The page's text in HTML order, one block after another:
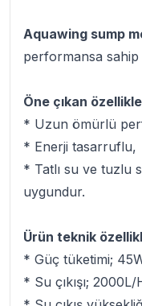
Aquawing sump
performansa
Öne çıkan
* Uzun ömürlü
* Enerji tasarruflu,
* Tatlı su ve tuzlu
uygundur.
Ürün teknik
* Güç tüketimi;
* Su çıkışı; 2000L/